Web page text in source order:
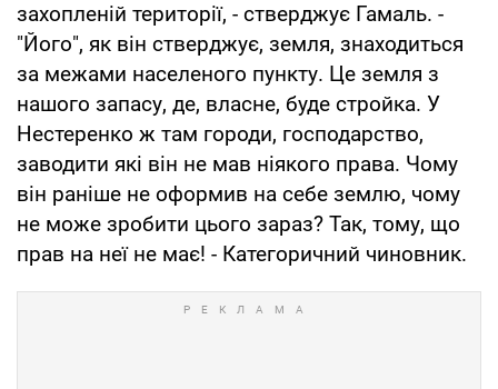
захопленій території, - стверджує Гамаль. -
"Його", як він стверджує, земля, знаходиться
за межами населеного пункту. Це земля з
нашого запасу, де, власне, буде стройка. У
Нестеренко ж там городи, господарство,
заводити які він не мав ніякого права. Чому
він раніше не оформив на себе землю, чому
не може зробити цього зараз? Так, тому, що
прав на неї не має! - Категоричний чиновник.